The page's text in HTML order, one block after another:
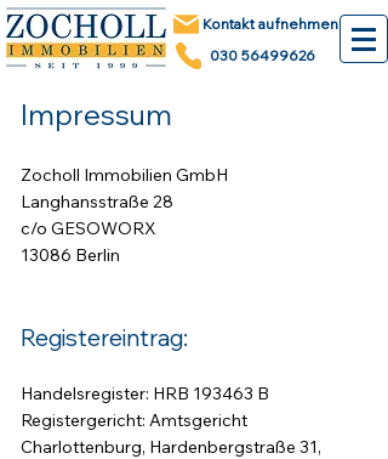
Kontakt aufnehmen
030 56499626
Impressum
Zocholl Immobilien GmbH
Langhansstraße 28
c/o GESOWORX
13086 Berlin
Registereintrag:
Handelsregister: HRB 193463 B
Registergericht: Amtsgericht
Charlottenburg, Hardenbergstraße 31,